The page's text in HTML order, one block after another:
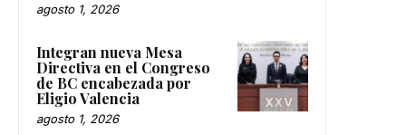
agosto 1, 2026
Integran nueva Mesa
Directiva en el Congreso
de BC encabezada por
Eligio Valencia
agosto 1, 2026